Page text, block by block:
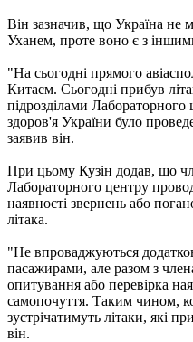
Він зазначив, що Україна не
Уханем, проте воно є з
"На сьогодні прямого
Китаєм. Сьогодні прибув
підрозділами Лабораторного
здоров'я України було
заявив він.
При цьому Кузін додав, що
Лабораторного центру
наявності звернень або
літака.
"Не впроваджуються
пасажирами, але разом з
опитування або перевірка
самопочуття. Таким чином,
зустрічатимуть літаки, які
він.